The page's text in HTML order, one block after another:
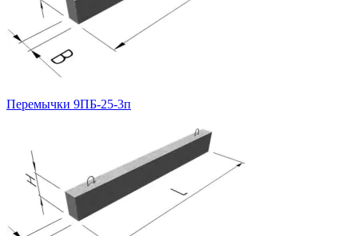
Перемычки 9ПБ-25-3п